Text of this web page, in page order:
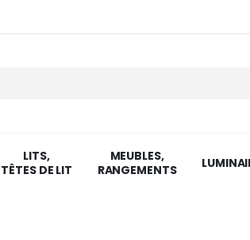
LITS,
TÊTES DE LIT
MEUBLES,
RANGEMENTS